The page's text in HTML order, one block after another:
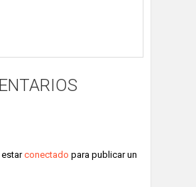
conectado para publicar un